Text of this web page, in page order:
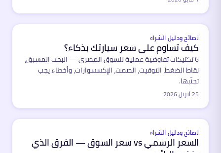
نصائح ودليل الشراء
كيف تساوم على سعر سيارتك بذكاء؟
6 تكتيكات تفاوضية عملية للسوق المصري — البحث المسبق،
نقاط الضغط، التوقيت، الصمت، الإكسسوارات، وأخطاء يجب
تجنّبها.
25 أبريل 2026
نصائح ودليل الشراء
السعر الرسمي vs سعر السوق — الفرق الذي